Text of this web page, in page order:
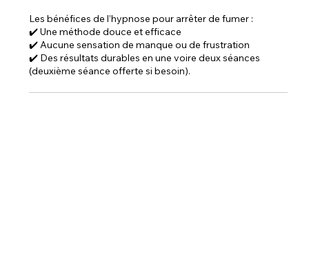
Les bénéfices de l’hypnose pour arrêter de fumer :
✔️ Une méthode douce et efficace
✔️ Aucune sensation de manque ou de frustration
✔️ Des résultats durables en une voire deux séances
(deuxième séance offerte si besoin).